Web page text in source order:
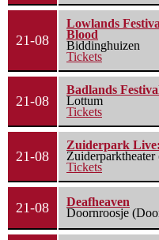
21-08
Lowlands
Blood
Biddinghuizen
Tickets
21-08
Badlands
Lottum
Tickets
21-08
Zuiderpark
Tickets
21-08
Deafheaven
Doornroosje